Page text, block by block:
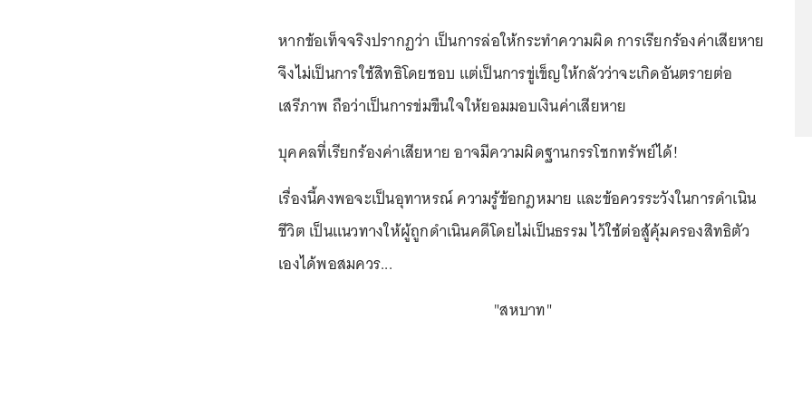
หากข้อเท็จจริงปรากฏว่า เป็นการล่อให้กระทำความผิด การเรียกร้องค่าเสียหาย
จึงไม่เป็นการใช้สิทธิโดยชอบ แต่เป็นการขู่เข็ญให้กลัวว่าจะเกิดอันตรายต่อ
เสรีภาพ ถือว่าเป็นการข่มขืนใจให้ยอมมอบเงินค่าเสียหาย
บุคคลที่เรียกร้องค่าเสียหาย อาจมีความผิดฐานกรรโชกทรัพย์ได้!
เรื่องนี้คงพอจะเป็นอุทาหรณ์ ความรู้ข้อกฎหมาย และข้อควรระวังในการดำเนิน
ชีวิต เป็นแนวทางให้ผู้ถูกดำเนินคดีโดยไม่เป็นธรรม ไว้ใช้ต่อสู้คุ้มครองสิทธิตัว
เองได้พอสมควร...
"สหบาท"